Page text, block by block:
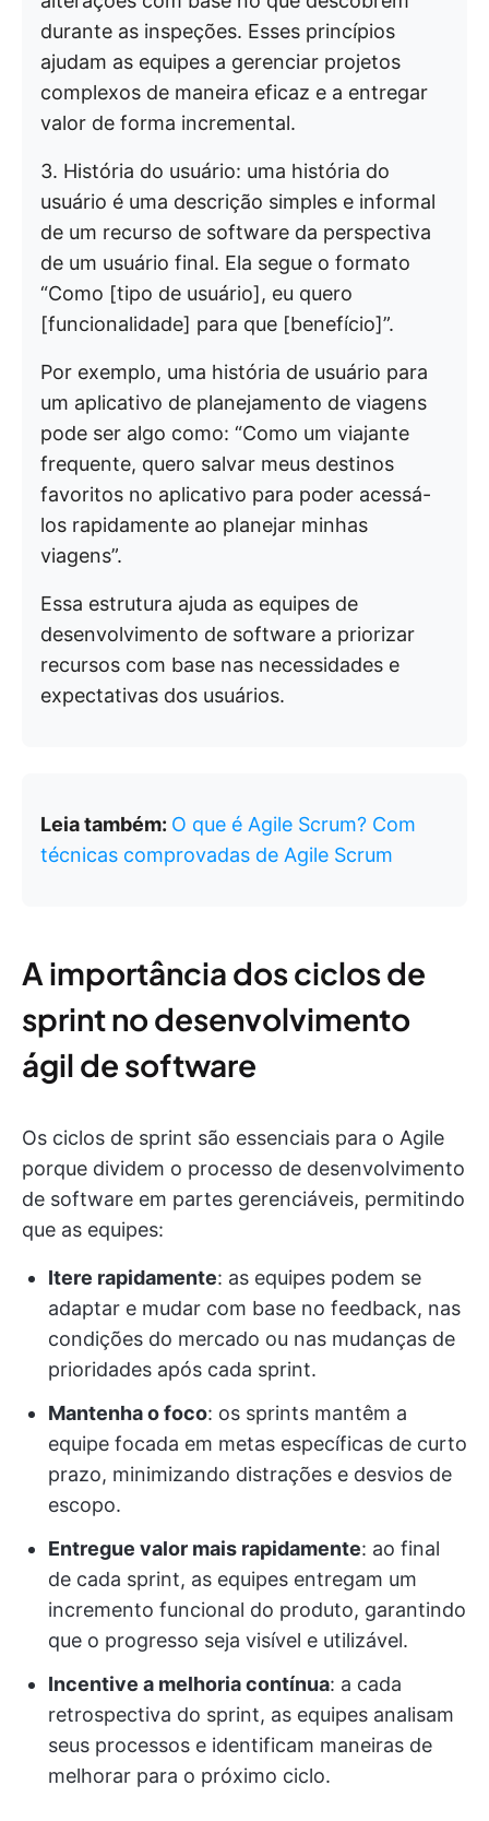
durante as inspeções. Esses princípios
ajudam as equipes a gerenciar projetos
complexos de maneira eficaz e a entregar
valor de forma incremental.
3. História do usuário: uma história do
usuário é uma descrição simples e informal
de um recurso de software da perspectiva
de um usuário final. Ela segue o formato
“Como [tipo de usuário], eu quero
[funcionalidade] para que [benefício]”.
Por exemplo, uma história de usuário para
um aplicativo de planejamento de viagens
pode ser algo como: “Como um viajante
frequente, quero salvar meus destinos
favoritos no aplicativo para poder acessá-
los rapidamente ao planejar minhas
viagens”.
Essa estrutura ajuda as equipes de
desenvolvimento de software a priorizar
recursos com base nas necessidades e
expectativas dos usuários.
Leia também: O que é Agile Scrum? Com
técnicas comprovadas de Agile Scrum
A importância dos ciclos de
sprint no desenvolvimento
ágil de software
Os ciclos de sprint são essenciais para o Agile
porque dividem o processo de desenvolvimento
de software em partes gerenciáveis, permitindo
que as equipes:
Itere rapidamente: as equipes podem se
adaptar e mudar com base no feedback, nas
condições do mercado ou nas mudanças de
prioridades após cada sprint.
Mantenha o foco: os sprints mantêm a
equipe focada em metas específicas de curto
prazo, minimizando distrações e desvios de
escopo.
Entregue valor mais rapidamente: ao final
de cada sprint, as equipes entregam um
incremento funcional do produto, garantindo
que o progresso seja visível e utilizável.
Incentive a melhoria contínua: a cada
retrospectiva do sprint, as equipes analisam
seus processos e identificam maneiras de
melhorar para o próximo ciclo.